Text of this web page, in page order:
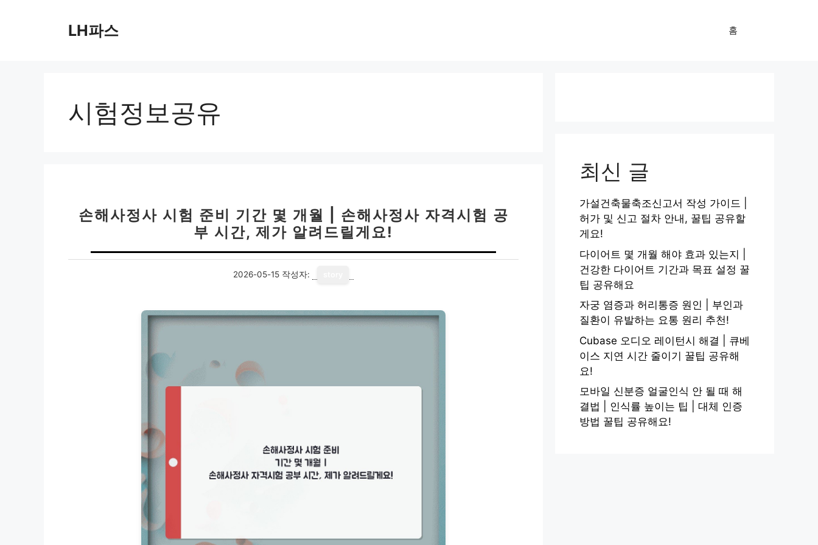
LH파스 홈
시험정보공유
손해사정사 시험 준비 기간 몇 개월 | 손해사정사 자격시험 공
부 시간, 제가 알려드릴게요!
2026-05-15 작성자:
최신 글
가설건축물축조신고서 작성 가이드 |
허가 및 신고 절차 안내, 꿀팁 공유할
게요!
다이어트 몇 개월 해야 효과 있는지 |
건강한 다이어트 기간과 목표 설정 꿀
팁 공유해요
자궁 염증과 허리통증 원인 | 부인과
질환이 유발하는 요통 원리 추천!
Cubase 오디오 레이턴시 해결 | 큐베
이스 지연 시간 줄이기 꿀팁 공유해
요!
모바일 신분증 얼굴인식 안 될 때 해
결법 | 인식률 높이는 팁 | 대체 인증
방법 꿀팁 공유해요!